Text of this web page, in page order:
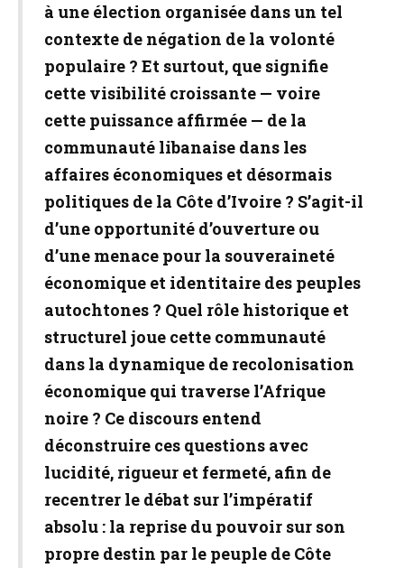
à une élection organisée dans un tel
contexte de négation de la volonté
populaire ? Et surtout, que signifie
cette visibilité croissante — voire
cette puissance affirmée — de la
communauté libanaise dans les
affaires économiques et désormais
politiques de la Côte d’Ivoire ? S’agit-il
d’une opportunité d’ouverture ou
d’une menace pour la souveraineté
économique et identitaire des peuples
autochtones ? Quel rôle historique et
structurel joue cette communauté
dans la dynamique de recolonisation
économique qui traverse l’Afrique
noire ? Ce discours entend
déconstruire ces questions avec
lucidité, rigueur et fermeté, afin de
recentrer le débat sur l’impératif
absolu : la reprise du pouvoir sur son
propre destin par le peuple de Côte